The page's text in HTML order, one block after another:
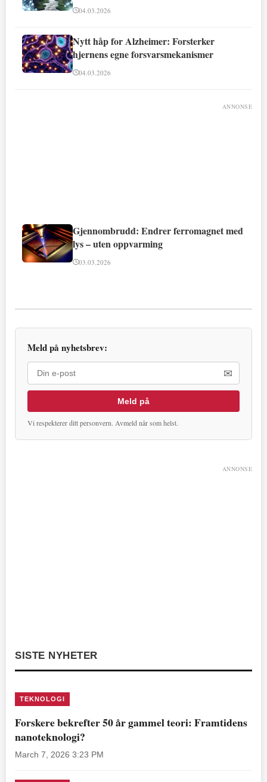
04.03.2026
Nytt håp for Alzheimer: Forsterker
hjernens egne forsvarsmekanismer
04.03.2026
ANNONSE
Gjennombrudd: Endrer ferromagnet med
lys – uten oppvarming
03.03.2026
Meld på nyhetsbrev:
✉
Meld på
Vi respekterer ditt personvern. Avmeld når som helst.
ANNONSE
SISTE NYHETER
TEKNOLOGI
Forskere bekrefter 50 år gammel teori: Framtidens
nanoteknologi?
March 7, 2026 3:23 PM